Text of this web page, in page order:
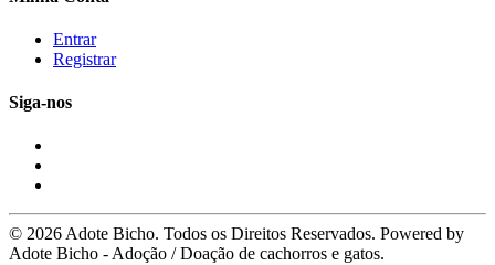
Entrar
Registrar
Siga-nos
© 2026 Adote Bicho. Todos os Direitos Reservados. Powered by
Adote Bicho - Adoção / Doação de cachorros e gatos.